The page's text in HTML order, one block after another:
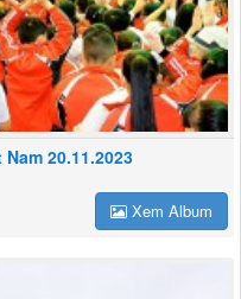
20.11.2023
Xem Album